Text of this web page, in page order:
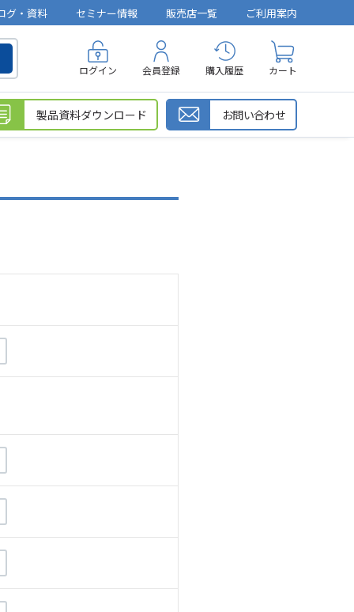
グ・資料 セミナー情報 販売店一覧 ご利用案内
ログイン 会員登録 購入履歴 カート
製品資料ダウンロード お問い合わせ